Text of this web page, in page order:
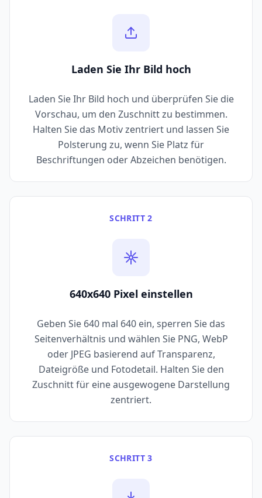
Laden Sie Ihr Bild hoch
Laden Sie Ihr Bild hoch und überprüfen Sie die
Vorschau, um den Zuschnitt zu bestimmen.
Halten Sie das Motiv zentriert und lassen Sie
Polsterung zu, wenn Sie Platz für
Beschriftungen oder Abzeichen benötigen.
SCHRITT 2
640x640 Pixel einstellen
Geben Sie 640 mal 640 ein, sperren Sie das
Seitenverhältnis und wählen Sie PNG, WebP
oder JPEG basierend auf Transparenz,
Dateigröße und Fotodetail. Halten Sie den
Zuschnitt für eine ausgewogene Darstellung
zentriert.
SCHRITT 3